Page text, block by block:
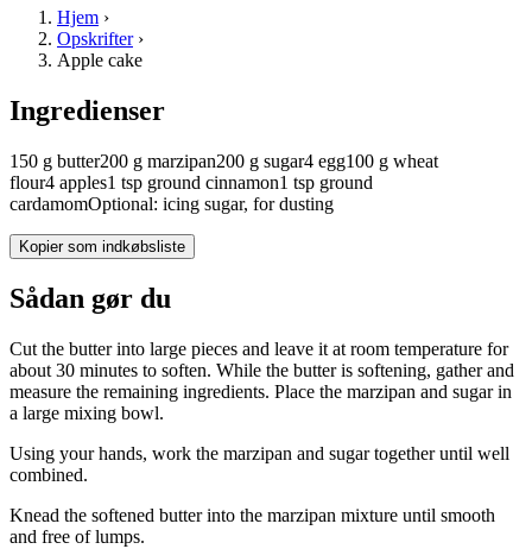
Hjem ›
Opskrifter›
Apple cake
Ingredienser
150 g butter200 g marzipan200 g sugar4 egg100 g wheat
flour4 apples1 tsp ground cinnamon1 tsp ground
cardamomOptional: icing sugar, for dusting
Kopier som indkøbsliste
Sådan gør du
Cut the butter into large pieces and leave it at room temperature for
about 30 minutes to soften. While the butter is softening, gather and
measure the remaining ingredients. Place the marzipan and sugar in
a large mixing bowl.
Using your hands, work the marzipan and sugar together until well
combined.
Knead the softened butter into the marzipan mixture until smooth
and free of lumps.